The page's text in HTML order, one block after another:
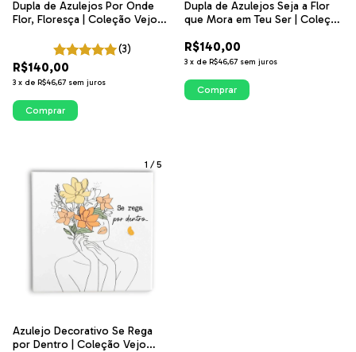
Dupla de Azulejos Por Onde
Flor, Floresça | Coleção Vejo
(3)
R$140,00
3 x de R$46,67 sem juros
Comprar
Dupla de Azulejos Seja a Flor
que Mora em Teu Ser | Coleção
R$140,00
3 x de R$46,67 sem juros
Comprar
1 /5
Azulejo Decorativo Se Rega
por Dentro | Coleção Vejo